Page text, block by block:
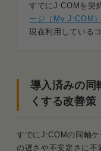
すでにJ:COMを契
ージ（My J:COM）
現在利用している
導入済みの同
くする改善策
すでにJ:COMの同軸
の遅さや不安定さに不